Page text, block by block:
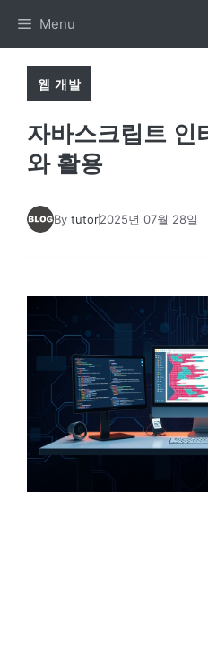
Menu
웹 개발
자바스크립트 인
와 활용
By tutor2025년 07월 28일